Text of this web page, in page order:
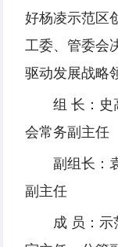
好杨凌示范区
工委、管委会
驱动发展战略
组 长：史
会常务副主任
副组长：
副主任
成 员：示